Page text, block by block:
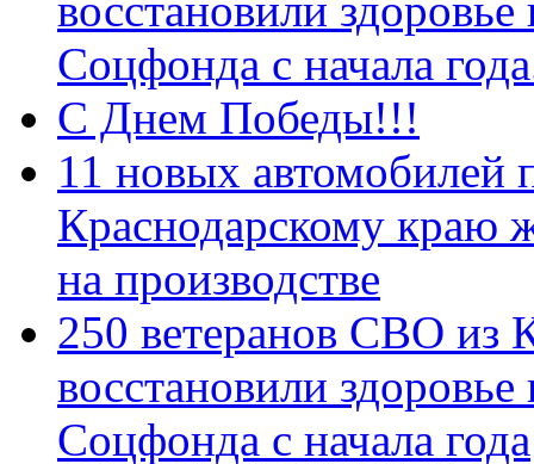
Соцфонда с начала
С Днем Победы!!!
11 новых автомобилей
Краснодарскому краю
на производстве
250 ветеранов СВО из
восстановили
Соцфонда с начала года